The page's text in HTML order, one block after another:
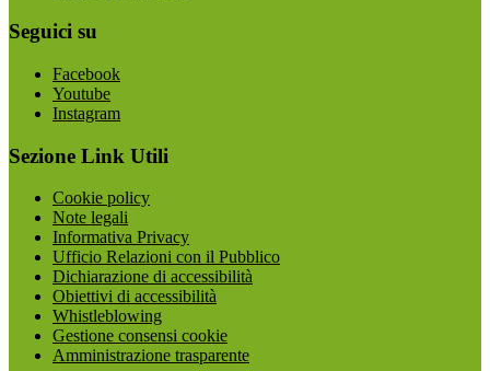
Seguici su
Facebook
Youtube
Instagram
Sezione Link Utili
Cookie policy
Note legali
Informativa Privacy
Ufficio Relazioni con il Pubblico
Dichiarazione di accessibilità
Obiettivi di accessibilità
Whistleblowing
Gestione consensi cookie
Amministrazione trasparente